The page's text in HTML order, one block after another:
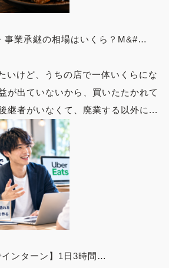
事業承継の相場はいくら？M&#…
いけど、うちの店で一体いくらにな
が出ていないから、買いたたかれて
継者がいなくて、廃業する以外に...
インターン】1日3時間…